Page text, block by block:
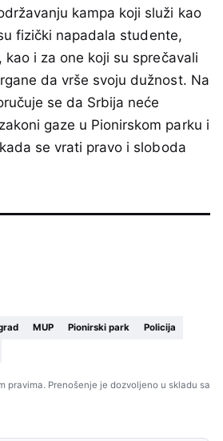
kampa koji služi kao
fizički napadala studente,
i za one koji su sprečavali
da vrše svoju dužnost. Na
se da Srbija neće
gaze u Pionirskom parku i
se vrati pravo i sloboda
MUP Pionirski park Policija
pravima. Prenošenje je dozvoljeno u skladu sa